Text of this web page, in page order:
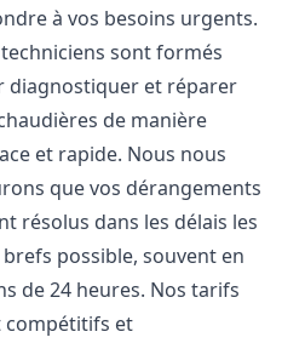
à vos besoins urgents.
sont formés
diagnostiquer et réparer
de manière
et rapide. Nous nous
que vos dérangements
résolus dans les délais les
possible, souvent en
de 24 heures. Nos tarifs
compétitifs et